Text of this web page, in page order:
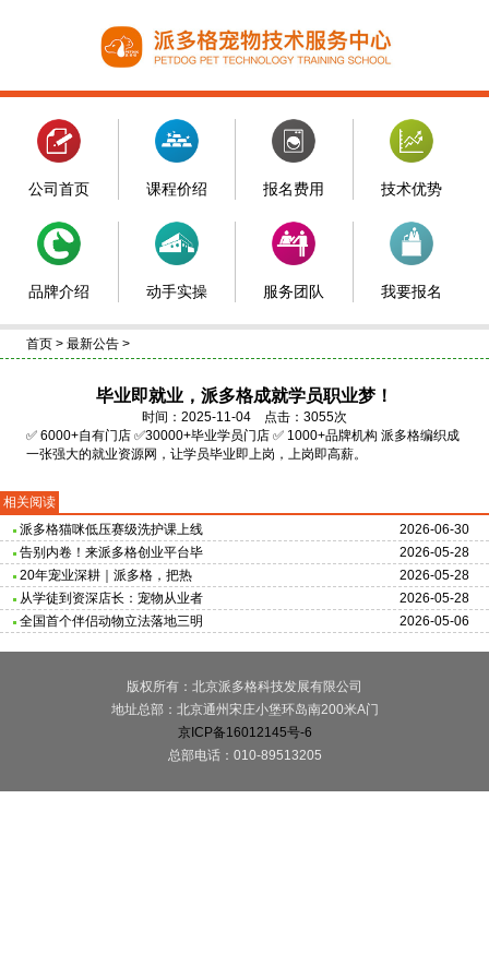
公司首页 课程价绍 报名费用 技术优势
品牌介绍 动手实操 服务团队 我要报名
首页 > 最新公告 >
毕业即就业，派多格成就学员职业梦！
时间：2025-11-04 点击：3055次
✅ 6000+自有门店 ✅30000+毕业学员门店 ✅ 1000+品牌机构 派多格编织成
一张强大的就业资源网，让学员毕业即上岗，上岗即高薪。
相关阅读
2026-06-30
派多格猫咪低压赛级洗护课上线
2026-05-28
告别内卷！来派多格创业平台毕
2026-05-28
20年宠业深耕｜派多格，把热
2026-05-28
从学徒到资深店长：宠物从业者
2026-05-06
全国首个伴侣动物立法落地三明
版权所有：北京派多格科技发展有限公司
地址总部：北京通州宋庄小堡环岛南200米A门
京ICP备16012145号-6
总部电话：010-89513205